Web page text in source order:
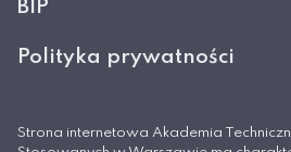
BIP
Polityka prywatności
Strona internetowa Akademia